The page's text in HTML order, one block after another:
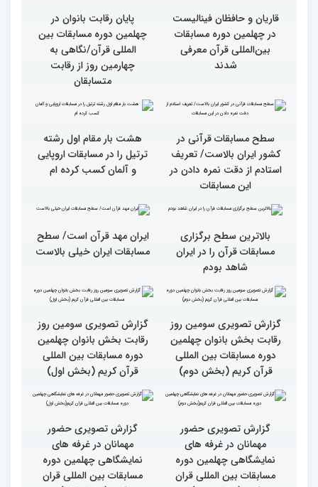
روز رقابت بخش برادران
چهلمین دوره مسابقات
بین‌المللی قرآن کریم(بخش
اول)
ویژه بانوان در آستان مقدس
امامزاده حسن (ع) برگزار
شد
در چهلمین دوره مسابقات
بین‌المللی قرآن معرفی
شدند
چهلمین دوره مسابقات بین
المللی قرآن/نگاهی به
چهارمین روز از رقابت
سطح مسابقات قرآنی در
کشور ایران بالاست/ تعریف
استادم از دقت نمره دادن در
این مسابقات
هشت بار مقام اول رشته
ترتیل را در مسابقات اروپایی
بالاترین سطح برگزاری
مسابقات قرآن را در ایران
شاهد بودم
ایران مهد قرآن است/ سطح
مسابقات ایران خیلی بالاست
گزارش تصویری سومین روز
رقابت بخش بانوان چهلمین
دوره مسابقات بین المللی
قرآن کریم (بخش دوم)
گزارش تصویری سومین روز
رقابت بخش بانوان چهلمین
دوره مسابقات بین المللی
قرآن کریم (بخش اول)